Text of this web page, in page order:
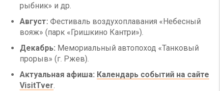
рыбник» и др.
Август: Фестиваль воздухоплавания «Небесный
вояж» (парк «Гришкино Кантри»).
Декабрь: Мемориальный автопоход «Танковый
прорыв» (г. Ржев).
Актуальная афиша: Календарь событий на сайте
VisitTver